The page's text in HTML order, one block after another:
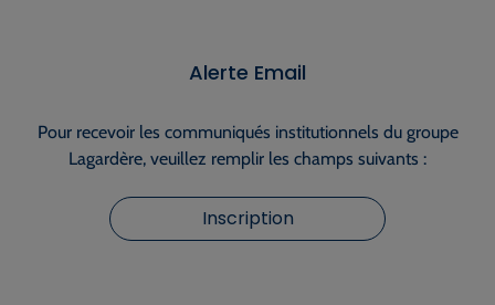
Alerte Email
Pour recevoir les communiqués institutionnels du groupe
Lagardère, veuillez remplir les champs suivants :
Inscription